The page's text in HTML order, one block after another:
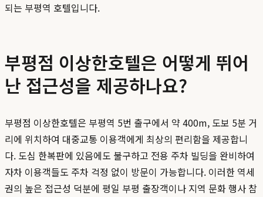
되는 부평역 호텔입니다.
부평점 이상한호텔은 어떻게 뛰어
난 접근성을 제공하나요?
부평점 이상한호텔은 부평역 5번 출구에서 약 400m, 도보 5분 거
리에 위치하여 대중교통 이용객에게 최상의 편리함을 제공합니
다. 도심 한복판에 있음에도 불구하고 전용 주차 빌딩을 완비하여
자차 이용객들도 주차 걱정 없이 방문이 가능합니다. 이러한 역세
권의 높은 접근성 덕분에 평일 부평 출장객이나 지역 문화 행사 참